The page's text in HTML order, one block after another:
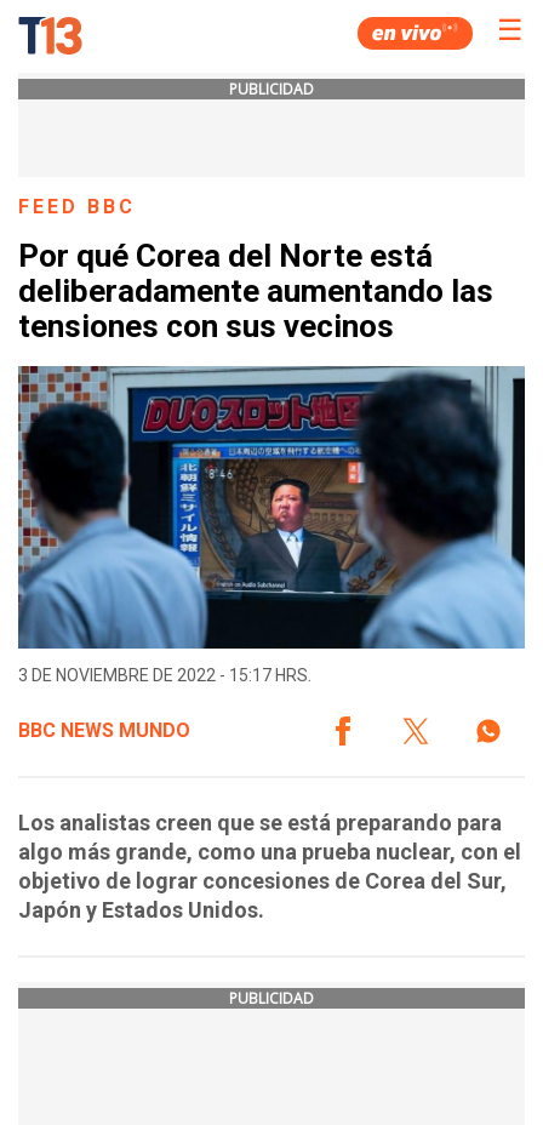
☰
PUBLICIDAD
FEED BBC
Por qué Corea del Norte está
deliberadamente aumentando las
tensiones con sus vecinos
3 DE NOVIEMBRE DE 2022 - 15:17 HRS.
BBC NEWS MUNDO
Los analistas creen que se está preparando para
algo más grande, como una prueba nuclear, con el
objetivo de lograr concesiones de Corea del Sur,
Japón y Estados Unidos.
PUBLICIDAD